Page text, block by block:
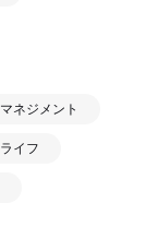
マネジメント
ライフ